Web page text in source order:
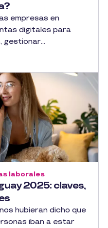
empresas en
digitales para
gestionar...
2025: claves,
laborales
hubieran dicho que
iban a estar